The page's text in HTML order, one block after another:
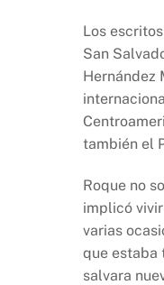
Los
San
Hernández
también el
Roque no
implicó
varias
que estaba
salvara